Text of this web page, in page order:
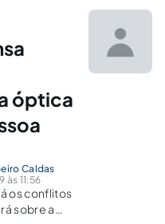
óptica
Caldas
11:56
os conflitos
sobre a